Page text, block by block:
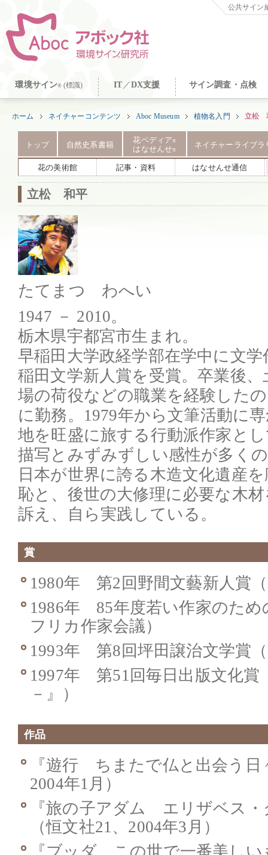
公共サイン
環境サイン® (標識) IT ／DX支援 サイン調査・点検
ホーム ネイチャーコンテンツ Aboc Museum 植物名入門 立松
トップ 自然史系書籍
花ペディア®
はなせんせ®
ネイチャーライブラ
花の美術館 記事・資料 はなせんせ通信
立松 和平
たてまつ わへい
1947 － 2010。
栃木県宇都宮市生まれ。
早稲田大学政経学部在学中に文
稲田文学新人賞を受賞。卒業後
場の荷役などの職業を経験した
に勤務。1979年から文筆活動に
地を旺盛に旅する行動派作家と
描写とみずみずしい感性が多く
日本が世界に誇る木造文化遺産
恥と、後世の大修理に必要な木
訴え、自ら実践している。
賞
1980年 第2回野間文藝新人賞
1986年 85年度若い作家のため
フリカ作家会議）
1993年 第8回坪田譲治文学賞
1997年 第51回毎日出版文化賞
－』）
作品
『遊行 ちまたで仏と出会う日
2004年1月）
『旅の子アダム エリザベス
（恒文社21、2004年3月）
『ブッダ この世で一番美しい